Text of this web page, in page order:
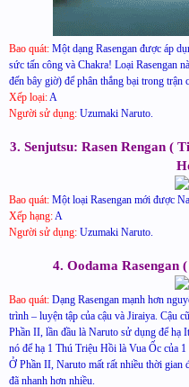
Bao quát: Một dạng Rasengan được áp
sức tấn công và Chakra! Loại Rasengan
đến bây giờ) để phân thắng bại trong trận
Xếp loại:A
Người sử dụng: Uzumaki Naruto.
3. Senjutsu: Rasen Rengan (
Bao quát: Một loại Rasengan mới được
Xếp hạng:A
Người sử dụng: Uzumaki Naruto.
4. Oodama Rasengan
Bao quát: Dạng Rasengan mạnh hơn
trình – luyện tập của cậu và Jiraiya. Cậu
Phần II, lần đầu là Naruto sử dụng để hạ
nó để hạ 1 Thú Triệu Hồi là Vua Ốc của
Ở Phần II, Naruto mất rất nhiều thời gian
đã nhanh hơn nhiều.